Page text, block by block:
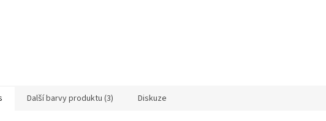
Další barvy produktu (3) Diskuze